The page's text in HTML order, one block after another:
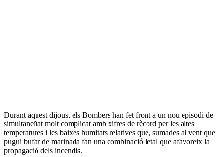
Durant aquest dijous, els Bombers han fet front a un nou episodi de
simultaneïtat molt complicat amb xifres de rècord per les altes
temperatures i les baixes humitats relatives que, sumades al vent que
pugui bufar de marinada fan una combinació letal que afavoreix la
propagació dels incendis.